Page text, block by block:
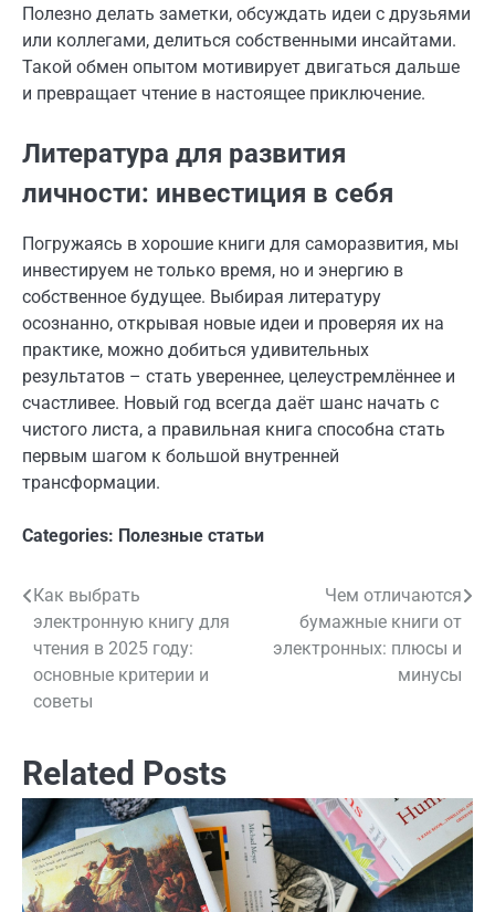
Полезно делать заметки, обсуждать идеи с друзьями
или коллегами, делиться собственными инсайтами.
Такой обмен опытом мотивирует двигаться дальше
и превращает чтение в настоящее приключение.
Литература для развития
личности: инвестиция в себя
Погружаясь в хорошие книги для саморазвития, мы
инвестируем не только время, но и энергию в
собственное будущее. Выбирая литературу
осознанно, открывая новые идеи и проверяя их на
практике, можно добиться удивительных
результатов – стать увереннее, целеустремлённее и
счастливее. Новый год всегда даёт шанс начать с
чистого листа, а правильная книга способна стать
первым шагом к большой внутренней
трансформации.
Categories: Полезные статьи
Навигация
по
записям
Как выбрать
электронную книгу для
чтения в 2025 году:
основные критерии и
советы
Чем отличаются
бумажные книги от
электронных: плюсы и
минусы
Related Posts